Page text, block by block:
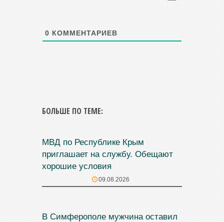
0 КОММЕНТАРИЕВ
БОЛЬШЕ ПО ТЕМЕ:
МВД по Республике Крым
приглашает на службу. Обещают
хорошие условия
09.08.2026
В Симферополе мужчина оставил